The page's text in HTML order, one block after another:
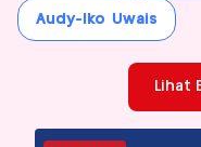
Audy-Iko Uwais
Lihat